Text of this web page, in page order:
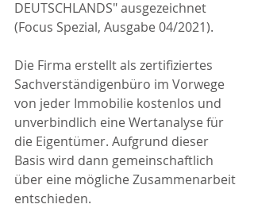
DEUTSCHLANDS" ausgezeichnet
(Focus Spezial, Ausgabe 04/2021).
Die Firma erstellt als zertifiziertes
Sachverständigenbüro im Vorwege
von jeder Immobilie kostenlos und
unverbindlich eine Wertanalyse für
die Eigentümer. Aufgrund dieser
Basis wird dann gemeinschaftlich
über eine mögliche Zusammenarbeit
entschieden.